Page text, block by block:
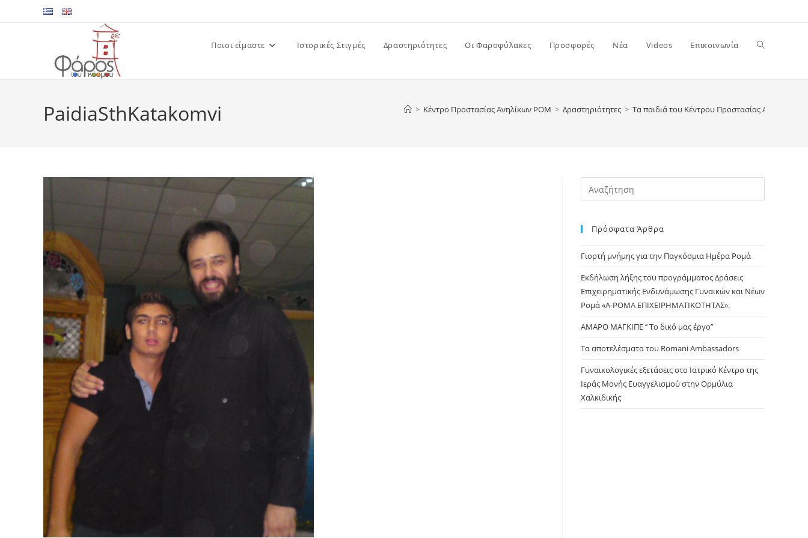
Ποιοι είμαστε Ιστορικές Στιγμές Δραστηριότητες Οι Φαροφύλακες Προσφορές Νέα Videos Επικοινωνία Toggle
PaidiaSthKatakomvi > Κέντρο Προστασίας Ανηλίκων ΡΟΜ > Δραστηριότητες > Τα παιδιά του Κέντρου Προστασίας Ανηλίκων
Escape
Πρόσφατα Άρθρα
Γιορτή μνήμης για την Παγκόσμια Ημέρα Ρομά
Εκδήλωση λήξης του προγράμματος Δράσεις
Επιχειρηματικής Ενδυνάμωσης Γυναικών και Νέων
Ρομά «Α-ΡΟΜΑ ΕΠΙΧΕΙΡΗΜΑΤΙΚΟΤΗΤΑΣ».
ΑΜΑΡΟ ΜΑΓΚΙΠΕ ‘’ Το δικό μας έργο’’
Τα αποτελέσματα του Romani Ambassadors
Γυναικολογικές εξετάσεις στο Ιατρικό Κέντρο της
Ιεράς Μονής Ευαγγελισμού στην Ορμύλια
Χαλκιδικής